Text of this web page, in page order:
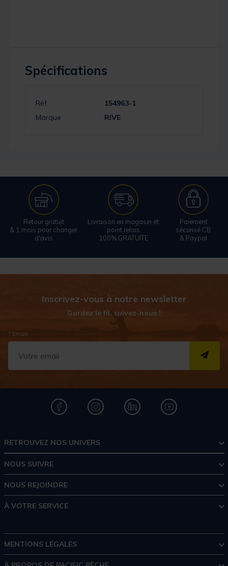
Spécifications
Réf.
154963-1
Marque
RIVE
Retour gratuit
& 1 mois pour changer
d'avis
Livraison en magasin et
point relais
100% GRATUITE
Paiement
sécurisé CB
& Paypal
Inscrivez-vous à notre newsletter
Gardez le fil, suivez-nous !
* Email
RETROUVEZ NOS UNIVERS
NOUS SUIVRE
NOUS REJOINDRE
À VOTRE SERVICE
MENTIONS LÉGALES